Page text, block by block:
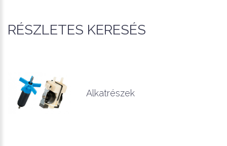
RÉSZLETES KERESÉS
Alkatrészek